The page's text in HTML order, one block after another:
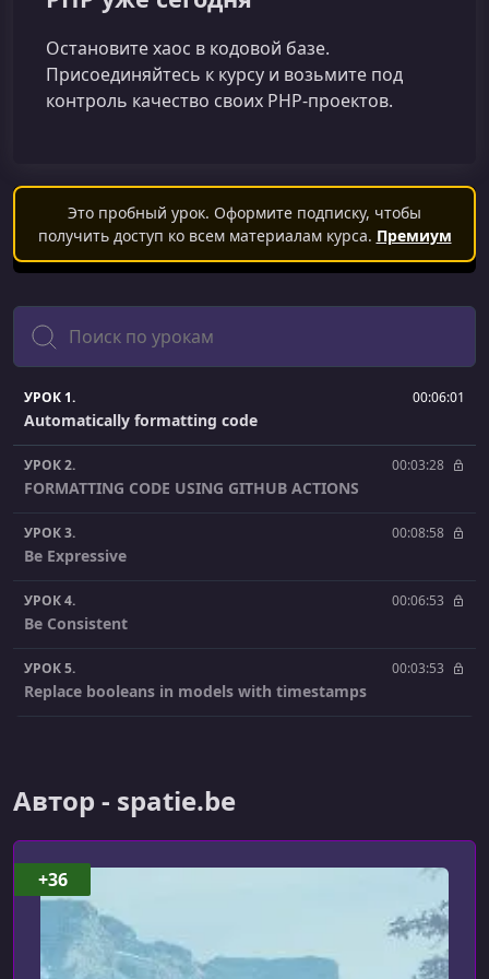
Остановите хаос в кодовой базе.
Присоединяйтесь к курсу и возьмите под
контроль качество своих PHP-проектов.
Это пробный урок. Оформите подписку, чтобы
получить доступ ко всем материалам курса. Премиум
Поиск
УРОК 1. 00:06:01
Automatically formatting code
УРОК 2. 00:03:28
FORMATTING CODE USING GITHUB ACTIONS
УРОК 3. 00:08:58
Be Expressive
УРОК 4. 00:06:53
Be Consistent
УРОК 5. 00:03:53
Replace booleans in models with timestamps
УРОК 7.
УРОК 8. 00:05:41
Make sure boolean parameters are readable
УРОК 9. 00:11:22
Using custom exceptions
Автор - spatie.be
+36